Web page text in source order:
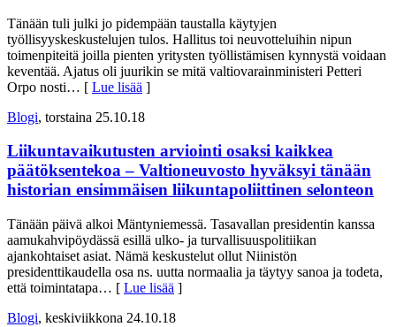
Tänään tuli julki jo pidempään taustalla käytyjen
työllisyyskeskustelujen tulos. Hallitus toi neuvotteluihin nipun
toimenpiteitä joilla pienten yritysten työllistämisen kynnystä voidaan
keventää. Ajatus oli juurikin se mitä valtiovarainministeri Petteri
Orpo nosti… [ Lue lisää ]
Blogi, torstaina 25.10.18
Liikuntavaikutusten arviointi osaksi kaikkea
päätöksentekoa – Valtioneuvosto hyväksyi tänään
historian ensimmäisen liikuntapoliittinen selonteon
Tänään päivä alkoi Mäntyniemessä. Tasavallan presidentin kanssa
aamukahvipöydässä esillä ulko- ja turvallisuuspolitiikan
ajankohtaiset asiat. Nämä keskustelut ollut Niinistön
presidenttikaudella osa ns. uutta normaalia ja täytyy sanoa ja todeta,
että toimintatapa… [ Lue lisää ]
Blogi, keskiviikkona 24.10.18